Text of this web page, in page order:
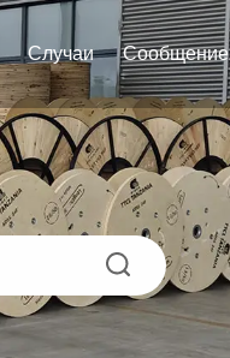
Случаи Сообщение